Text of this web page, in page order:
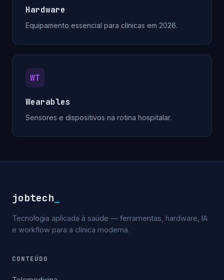
Hardware
Equipamento essencial para clínicas em 2026.
WT
Wearables
Sensores e dispositivos na rotina hospitalar.
jobtech
Tecnologia aplicada à saúde — ferramentas, hardware, IA
e workflow para a clínica moderna.
CONTEÚDO